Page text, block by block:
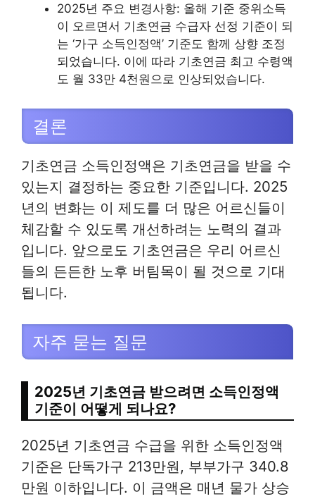
2025년 주요 변경사항: 올해 기준 중위소득
이 오르면서 기초연금 수급자 선정 기준이 되
는 ‘가구 소득인정액’ 기준도 함께 상향 조정
되었습니다. 이에 따라 기초연금 최고 수령액
도 월 33만 4천원으로 인상되었습니다.
결론
기초연금 소득인정액은 기초연금을 받을 수
있는지 결정하는 중요한 기준입니다. 2025
년의 변화는 이 제도를 더 많은 어르신들이
체감할 수 있도록 개선하려는 노력의 결과
입니다. 앞으로도 기초연금은 우리 어르신
들의 든든한 노후 버팀목이 될 것으로 기대
됩니다.
자주 묻는 질문
2025년 기초연금 받으려면 소득인정액
기준이 어떻게 되나요?
2025년 기초연금 수급을 위한 소득인정액
기준은 단독가구 213만원, 부부가구 340.8
만원 이하입니다. 이 금액은 매년 물가 상승